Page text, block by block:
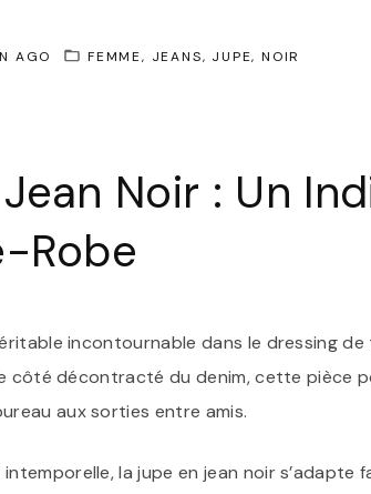
AGO FEMME JEANS JUPE NOIR
Noir : Un
Robe
incontournable dans le dressing
côté décontracté du denim, cette pièce
aux sorties entre amis.
la jupe en jean noir